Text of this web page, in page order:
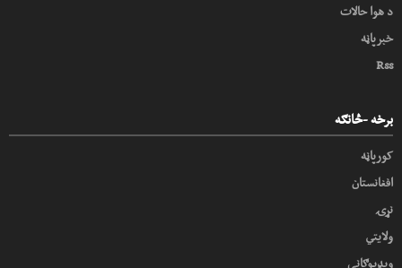
د هوا حالات
خبرپاڼه
Rss
برخه -څانګه
کورپاڼه
افغانستان
نړۍ
ولایتي
ویډیوګانې